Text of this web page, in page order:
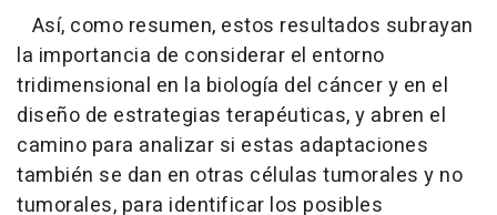
Así, como resumen, estos resultados subrayan
la importancia de considerar el entorno
tridimensional en la biología del cáncer y en el
diseño de estrategias terapéuticas, y abren el
camino para analizar si estas adaptaciones
también se dan en otras células tumorales y no
tumorales, para identificar los posibles